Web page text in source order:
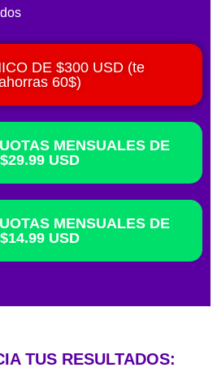
DE $300 USD (te
60$)
MENSUALES DE
$29.99 USD
MENSUALES DE
$14.99 USD
TUS RESULTADOS: